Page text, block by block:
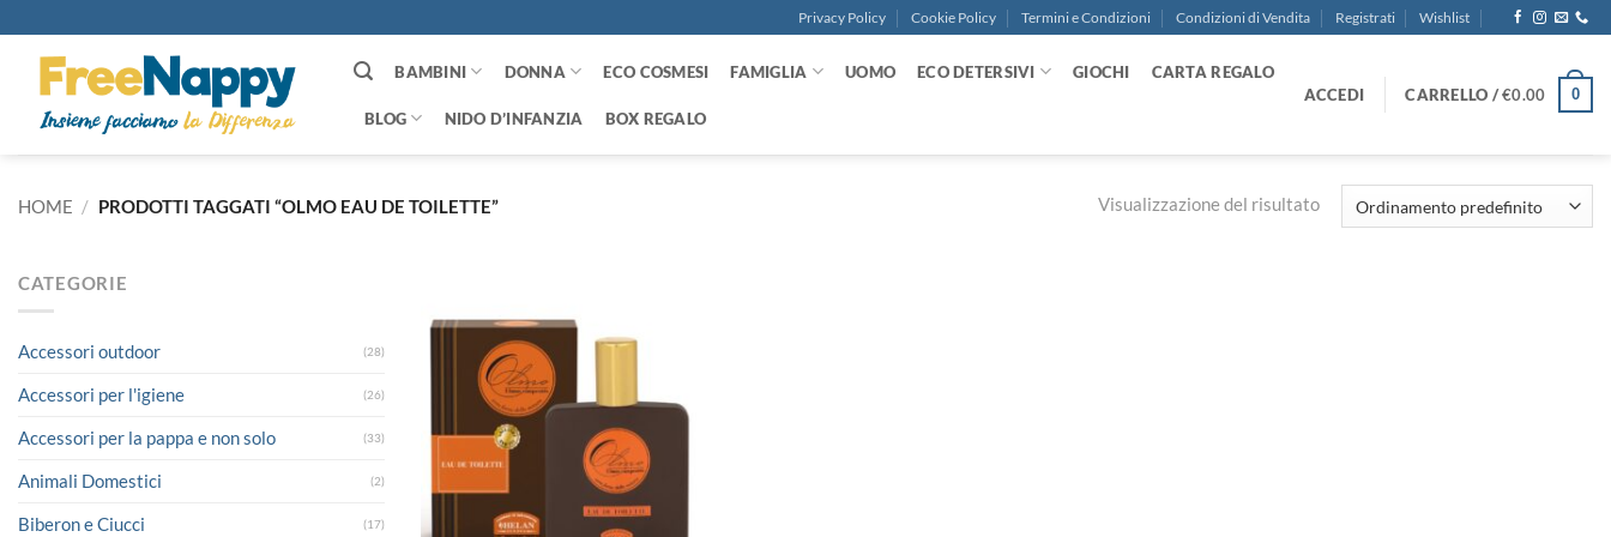
ai
contenuti
Privacy Policy Cookie Policy Termini e Condizioni Condizioni di Vendita Registrati Wishlist
BAMBINI DONNA ECO COSMESI FAMIGLIA UOMO ECO DETERSIVI GIOCHI CARTA REGALO
BLOG NIDO D’INFANZIA BOX REGALO
ACCEDI CARRELLO /€0.00 0
HOME / PRODOTTI TAGGATI “OLMO EAU DE TOILETTE” Visualizzazione del risultato
CATEGORIE
Accessori outdoor (28)
Accessori per l'igiene (26)
Accessori per la pappa e non solo (33)
Animali Domestici (2)
Biberon e Ciucci (17)
alla lista